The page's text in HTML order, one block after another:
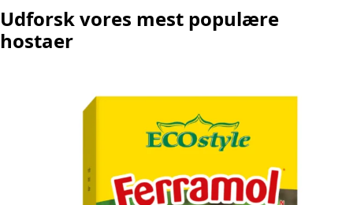
Udforsk vores mest populære
hostaer